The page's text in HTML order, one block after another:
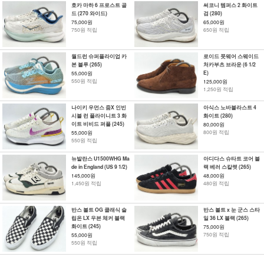
호카 마하 6 프로스트 골
드 (270 와이드)
75,000원
750원 적립
써코니 템퍼스 2 화이트
검 (280)
65,000원
650원 적립
월드런 슈퍼플라이업 카
본 블루 (265)
55,000원
550원 적립
로이드 풋웨어 스웨이드
처카부츠 브라운 (6 1/2
E)
125,000원
1,250원 적립
나이키 우먼스 줌X 인빈
시블 런 플라이니트 3 화
이트 비비드 퍼플 (245)
55,000원
550원 적립
아식스 노바블라스트 4
화이트 (280)
80,000원
800원 적립
뉴발란스 U1500WHG Ma
de in England (US 9 1/2)
145,000원
1,450원 적립
아디다스 슈타트 코어 블
랙 베러 스칼렛 (265)
48,000원
480원 적립
반스 볼트 OG 클래식 슬
립온 LX 우븐 체커 블랙
화이트 (245)
55,000원
550원 적립
반스 볼트 x 눈 군스 스타
일 36 LX 블랙 (265)
75,000원
750원 적립